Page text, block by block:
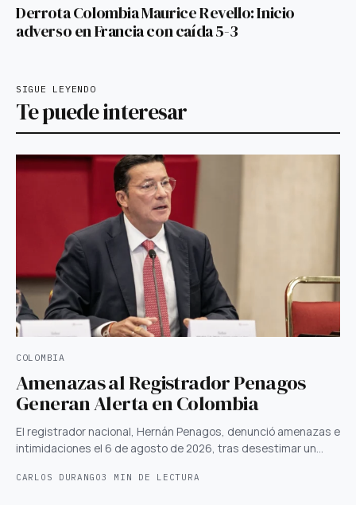
Derrota Colombia Maurice Revello: Inicio
adverso en Francia con caída 5-3
SIGUE LEYENDO
Te puede interesar
COLOMBIA
Amenazas al Registrador Penagos
Generan Alerta en Colombia
El registrador nacional, Hernán Penagos, denunció amenazas e
intimidaciones el 6 de agosto de 2026, tras desestimar un…
CARLOS DURANGO3 MIN DE LECTURA